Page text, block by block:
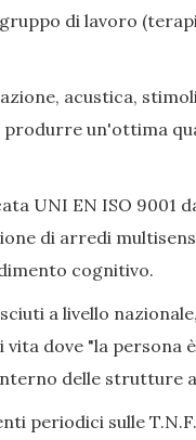
di lavoro
acustica,
un'ottima
UNI EN ISO 9001
di arredi
cognitivo.
a livello
dove "la
delle strutture
periodici sulle